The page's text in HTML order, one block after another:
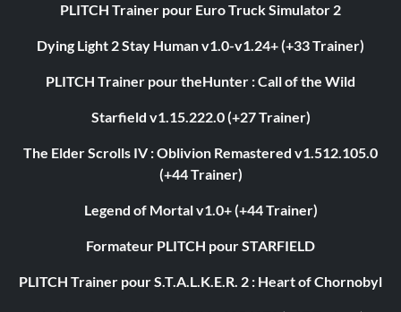
PLITCH Trainer pour Euro Truck Simulator 2
Dying Light 2 Stay Human v1.0-v1.24+ (+33 Trainer)
PLITCH Trainer pour theHunter : Call of the Wild
Starfield v1.15.222.0 (+27 Trainer)
The Elder Scrolls IV : Oblivion Remastered v1.512.105.0
(+44 Trainer)
Legend of Mortal v1.0+ (+44 Trainer)
Formateur PLITCH pour STARFIELD
PLITCH Trainer pour S.T.A.L.K.E.R. 2 : Heart of Chornobyl